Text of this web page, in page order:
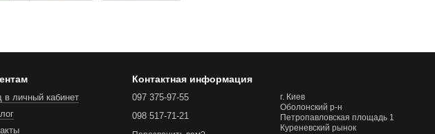
в личный кабинет
Контактная информация
097 375-97-55
098 517-71-21
г. Киев
Оболонский р-н
Петропавловская площадь 1
Куреневский рынок